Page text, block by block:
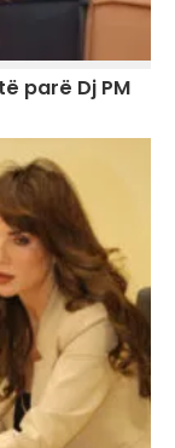
parë Dj PM